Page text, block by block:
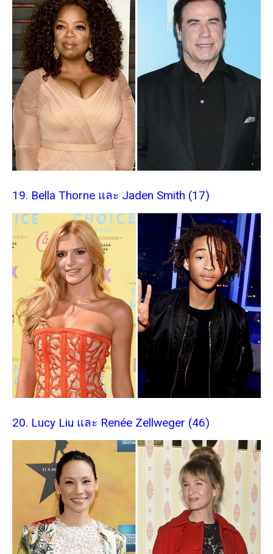
19. Bella Thorne และ Jaden Smith (17)
20. Lucy Liu และ Renée Zellweger (46)